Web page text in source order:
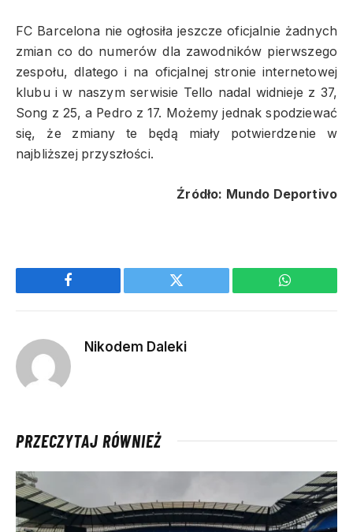
FC Barcelona nie ogłosiła jeszcze oficjalnie żadnych
zmian co do numerów dla zawodników pierwszego
zespołu, dlatego i na oficjalnej stronie internetowej
klubu i w naszym serwisie Tello nadal widnieje z 37,
Song z 25, a Pedro z 17. Możemy jednak spodziewać
się, że zmiany te będą miały potwierdzenie w
najbliższej przyszłości.
Źródło: Mundo Deportivo
Facebook Twitter WhatsApp
Nikodem Daleki
PRZECZYTAJ RÓWNIEŻ